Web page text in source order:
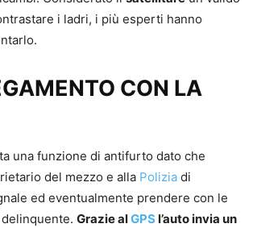
i ladri, i più esperti hanno
CON LA
una funzione di antifurto dato che
del mezzo e alla Polizia di
ed eventualmente prendere con le
Grazie alGPS l’auto invia un